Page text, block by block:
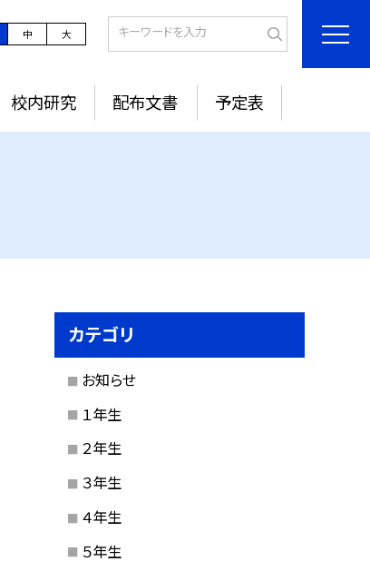
中 大
校内研究 配布文書 予定表
カテゴリ
お知らせ
１年生
２年生
３年生
４年生
５年生